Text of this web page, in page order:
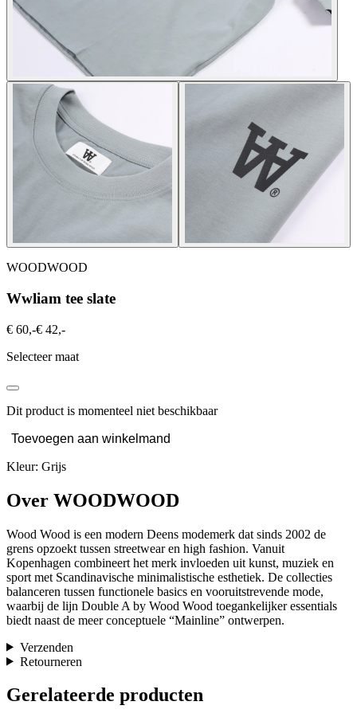
WOODWOOD
Wwliam tee slate
€ 60,-€ 42,-
Selecteer maat
Dit product is momenteel niet beschikbaar
Toevoegen aan winkelmand
Kleur: Grijs
Over WOODWOOD
Wood Wood is een modern Deens modemerk dat sinds 2002 de
grens opzoekt tussen streetwear en high fashion. Vanuit
Kopenhagen combineert het merk invloeden uit kunst, muziek en
sport met Scandinavische minimalistische esthetiek. De collecties
balanceren tussen functionele basics en vooruitstrevende mode,
waarbij de lijn Double A by Wood Wood toegankelijker essentials
biedt naast de meer conceptuele “Mainline” ontwerpen.
Verzenden
Retourneren
Gerelateerde producten